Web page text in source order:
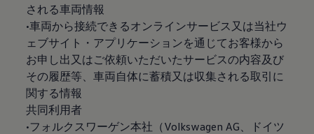
される車両情報
•車両から接続できるオンラインサービス又は当社ウ
ェブサイト・アプリケーションを通じてお客様から
お申し出又はご依頼いただいたサービスの内容及び
その履歴等、車両自体に蓄積又は収集される取引に
関する情報
共同利用者
•フォルクスワーゲン本社（Volkswagen AG、ドイツ